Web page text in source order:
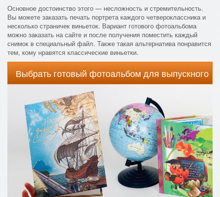
Основное достоинство этого — несложность и стремительность.
Вы можете заказать печать портрета каждого четвероклассника и
несколько страничек виньеток. Вариант готового фотоальбома
можно заказать на сайте и после получения поместить каждый
снимок в специальный файл. Также такая альтернатива понравится
тем, кому нравятся классические виньетки.
Выбрать готовый фотоальбом для выпускного